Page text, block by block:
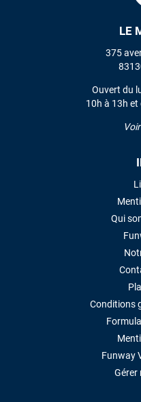
LE
375
Ouvert du
10h à 13h
Qui
Conditions
Funway
Gérer
VOIR